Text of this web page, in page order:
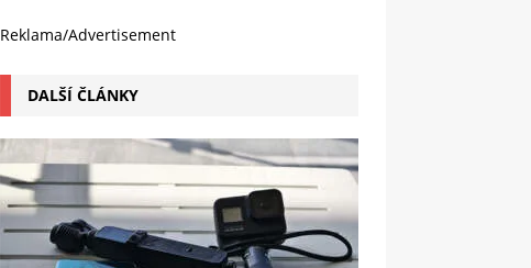
Reklama/Advertisement
DALŠÍ ČLÁNKY